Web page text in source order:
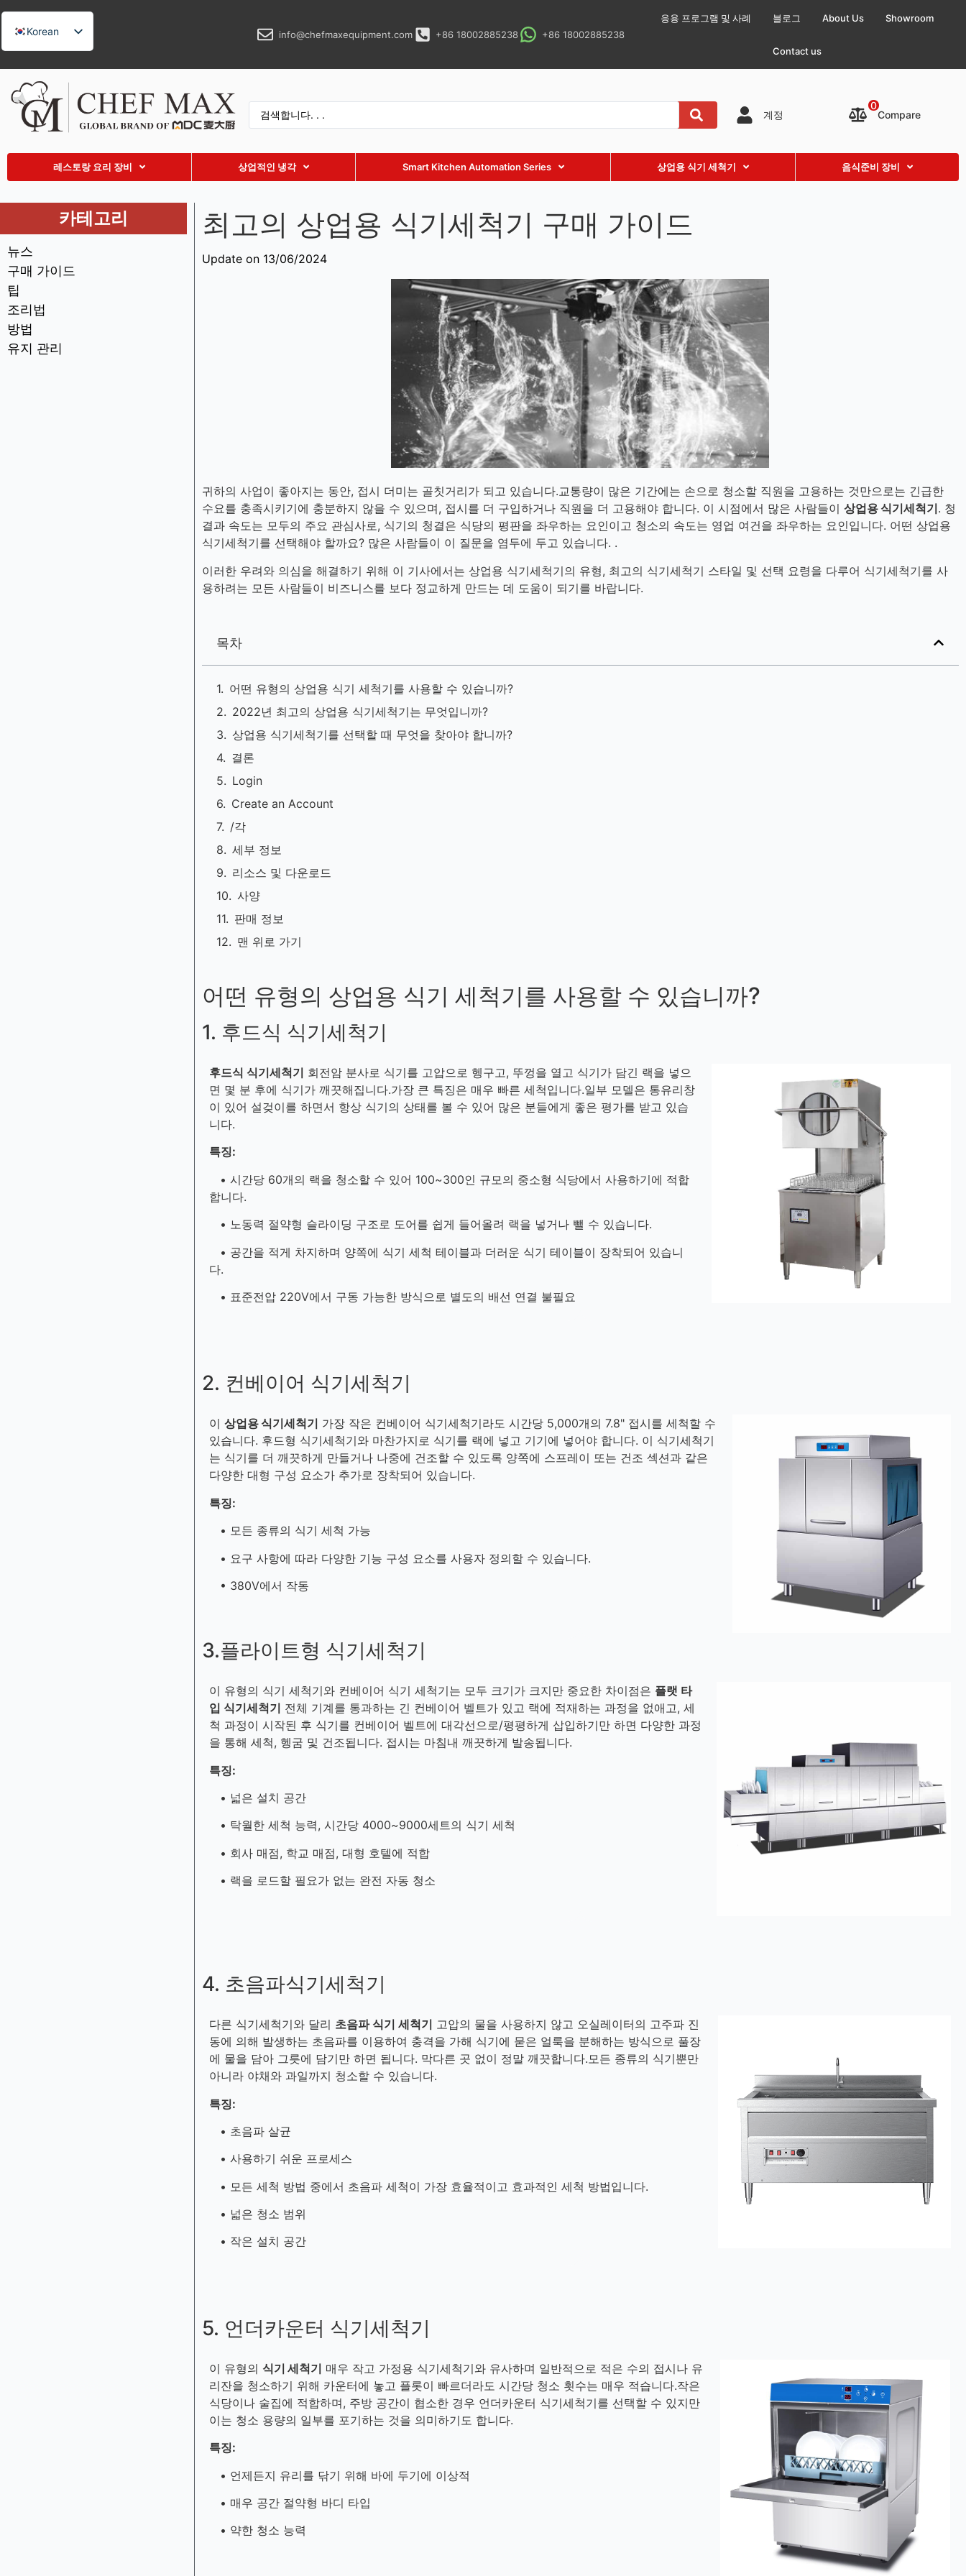
Korean
English
German
French
Spanish
Arabic
Vietnamese
Thai
Indonesian
Japanese
info@chefmaxequipment.com +86 18002885238 +86 18002885238
응용 프로그램 및 사례 블로그 About Us Showroom
Contact us
계정 Compare
0
레스토랑 요리 장비 상업적인 냉각 Smart Kitchen Automation Series 상업용 식기 세척기 음식준비 장비
카테고리
뉴스
구매 가이드
팁
조리법
방법
유지 관리
최고의 상업용 식기세척기 구매 가이드
Update on 13/06/2024
귀하의 사업이 좋아지는 동안, 접시 더미는 골칫거리가 되고 있습니다.교통량이 많은 기간에는 손으로 청소할 직원을 고용하는 것만으로는 긴급한
수요를 충족시키기에 충분하지 않을 수 있으며, 접시를 더 구입하거나 직원을 더 고용해야 합니다. 이 시점에서 많은 사람들이 상업용 식기세척기. 청
결과 속도는 모두의 주요 관심사로, 식기의 청결은 식당의 평판을 좌우하는 요인이고 청소의 속도는 영업 여건을 좌우하는 요인입니다. 어떤 상업용
식기세척기를 선택해야 할까요? 많은 사람들이 이 질문을 염두에 두고 있습니다. .
이러한 우려와 의심을 해결하기 위해 이 기사에서는 상업용 식기세척기의 유형, 최고의 식기세척기 스타일 및 선택 요령을 다루어 식기세척기를 사
용하려는 모든 사람들이 비즈니스를 보다 정교하게 만드는 데 도움이 되기를 바랍니다.
목차
어떤 유형의 상업용 식기 세척기를 사용할 수 있습니까?
2022년 최고의 상업용 식기세척기는 무엇입니까?
상업용 식기세척기를 선택할 때 무엇을 찾아야 합니까?
결론
Login
Create an Account
/각
세부 정보
리소스 및 다운로드
사양
판매 정보
맨 위로 가기
어떤 유형의 상업용 식기 세척기를 사용할 수 있습니까?
1. 후드식 식기세척기
후드식 식기세척기 회전암 분사로 식기를 고압으로 헹구고, 뚜껑을 열고 식기가 담긴 랙을 넣으
면 몇 분 후에 식기가 깨끗해집니다.가장 큰 특징은 매우 빠른 세척입니다.일부 모델은 통유리창
이 있어 설겆이를 하면서 항상 식기의 상태를 볼 수 있어 많은 분들에게 좋은 평가를 받고 있습
니다.
특징:
• 시간당 60개의 랙을 청소할 수 있어 100~300인 규모의 중소형 식당에서 사용하기에 적합
합니다.
• 노동력 절약형 슬라이딩 구조로 도어를 쉽게 들어올려 랙을 넣거나 뺄 수 있습니다.
• 공간을 적게 차지하며 양쪽에 식기 세척 테이블과 더러운 식기 테이블이 장착되어 있습니
다.
• 표준전압 220V에서 구동 가능한 방식으로 별도의 배선 연결 불필요
2. 컨베이어 식기세척기
이 상업용 식기세척기 가장 작은 컨베이어 식기세척기라도 시간당 5,000개의 7.8" 접시를 세척할 수
있습니다. 후드형 식기세척기와 마찬가지로 식기를 랙에 넣고 기기에 넣어야 합니다. 이 식기세척기
는 식기를 더 깨끗하게 만들거나 나중에 건조할 수 있도록 양쪽에 스프레이 또는 건조 섹션과 같은
다양한 대형 구성 요소가 추가로 장착되어 있습니다.
특징:
• 모든 종류의 식기 세척 가능
• 요구 사항에 따라 다양한 기능 구성 요소를 사용자 정의할 수 있습니다.
• 380V에서 작동
3.플라이트형 식기세척기
이 유형의 식기 세척기와 컨베이어 식기 세척기는 모두 크기가 크지만 중요한 차이점은 플랫 타
입 식기세척기 전체 기계를 통과하는 긴 컨베이어 벨트가 있고 랙에 적재하는 과정을 없애고, 세
척 과정이 시작된 후 식기를 컨베이어 벨트에 대각선으로/평평하게 삽입하기만 하면 다양한 과정
을 통해 세척, 헹굼 및 건조됩니다. 접시는 마침내 깨끗하게 발송됩니다.
특징:
• 넓은 설치 공간
• 탁월한 세척 능력, 시간당 4000~9000세트의 식기 세척
• 회사 매점, 학교 매점, 대형 호텔에 적합
• 랙을 로드할 필요가 없는 완전 자동 청소
4. 초음파식기세척기
다른 식기세척기와 달리 초음파 식기 세척기 고압의 물을 사용하지 않고 오실레이터의 고주파 진
동에 의해 발생하는 초음파를 이용하여 충격을 가해 식기에 묻은 얼룩을 분해하는 방식으로 풀장
에 물을 담아 그릇에 담기만 하면 됩니다. 막다른 곳 없이 정말 깨끗합니다.모든 종류의 식기뿐만
아니라 야채와 과일까지 청소할 수 있습니다.
특징:
• 초음파 살균
• 사용하기 쉬운 프로세스
• 모든 세척 방법 중에서 초음파 세척이 가장 효율적이고 효과적인 세척 방법입니다.
• 넓은 청소 범위
• 작은 설치 공간
5. 언더카운터 식기세척기
이 유형의 식기 세척기 매우 작고 가정용 식기세척기와 유사하며 일반적으로 적은 수의 접시나 유
리잔을 청소하기 위해 카운터에 놓고 플롯이 빠르더라도 시간당 청소 횟수는 매우 적습니다.작은
식당이나 술집에 적합하며, 주방 공간이 협소한 경우 언더카운터 식기세척기를 선택할 수 있지만
이는 청소 용량의 일부를 포기하는 것을 의미하기도 합니다.
특징:
• 언제든지 유리를 닦기 위해 바에 두기에 이상적
• 매우 공간 절약형 바디 타입
• 약한 청소 능력